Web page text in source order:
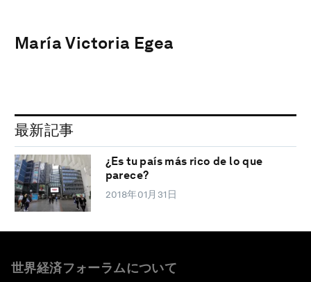
María Victoria Egea
最新記事
¿Es tu país más rico de lo que
parece?
2018年01月31日
世界経済フォーラムについて